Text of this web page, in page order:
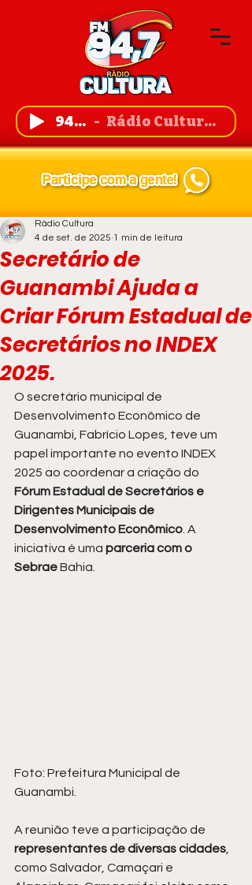
94,7 FM Rádio Cultura de Guanambi
Secretário de
Guanambi Ajuda a
Criar Fórum Estadual de
Secretários no INDEX
2025.
Rádio Cultura
4 de set. de 2025 1 min de leitura
O secretário municipal de
Desenvolvimento Econômico de
Guanambi, Fabrício Lopes, teve um
papel importante no evento INDEX
2025 ao coordenar a criação do
Fórum Estadual de Secretários e
Dirigentes Municipais de
Desenvolvimento Econômico . A
iniciativa é uma parceria com o
Sebrae Bahia.
Foto: Prefeitura Municipal de
Guanambi.
A reunião teve a participação de
representantes de diversas cidades
como Salvador, Camaçari e